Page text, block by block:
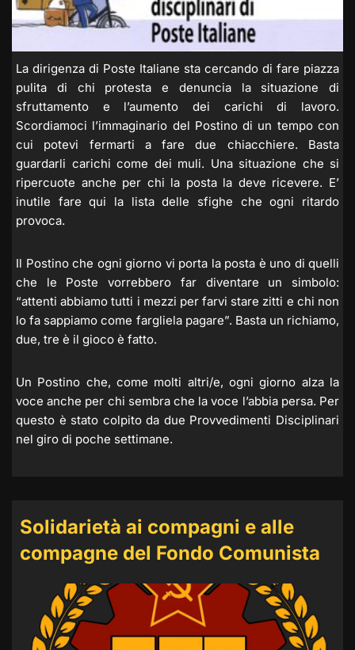
La dirigenza di Poste Italiane sta cercando di fare piazza
pulita di chi protesta e denuncia la situazione di
sfruttamento e l’aumento dei carichi di lavoro.
Scordiamoci l’immaginario del Postino di un tempo con
cui potevi fermarti a fare due chiacchiere. Basta
guardarli carichi come dei muli. Una situazione che si
ripercuote anche per chi la posta la deve ricevere. E’
inutile fare qui la lista delle sfighe che ogni ritardo
provoca.
Il Postino che ogni giorno vi porta la posta è uno di quelli
che le Poste vorrebbero far diventare un simbolo:
“attenti abbiamo tutti i mezzi per farvi stare zitti e chi non
lo fa sappiamo come fargliela pagare”. Basta un richiamo,
due, tre è il gioco è fatto.
Un Postino che, come molti altri/e, ogni giorno alza la
voce anche per chi sembra che la voce l’abbia persa. Per
questo è stato colpito da due Provvedimenti Disciplinari
nel giro di poche settimane.
Solidarietà ai compagni e alle
compagne del Fondo Comunista